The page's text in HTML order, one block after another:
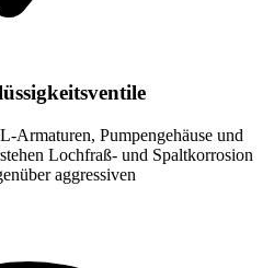
Armaturen, Pumpengehäuse und
Lochfraß- und Spaltkorrosion
aggressiven